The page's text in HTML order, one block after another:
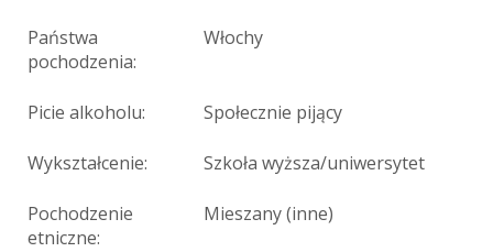
Państwa
pochodzenia:
Włochy
Picie alkoholu: Społecznie pijący
Wykształcenie: Szkoła wyższa/uniwersytet
Pochodzenie
etniczne:
Mieszany (inne)